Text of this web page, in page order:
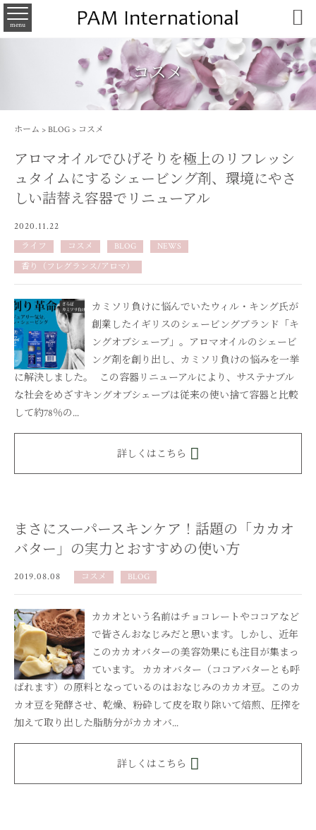
menu 
コスメ
ホーム > BLOG > コスメ
アロマオイルでひげそりを極上のリフレッシ
ュタイムにするシェービング剤、環境にやさ
しい詰替え容器でリニューアル
2020.11.22
ライフ コスメ BLOG
NEWS
香り（フレグランス/アロマ）
カミソリ負けに悩んでいたウィル・キング氏が
創業したイギリスのシェービングブランド「キ
ングオブシェーブ」。アロマオイルのシェービ
ング剤を創り出し、カミソリ負けの悩みを一挙
に解決しました。 この容器リニューアルにより、サステナブル
な社会をめざすキングオブシェーブは従来の使い捨て容器と比較
して約78％の...
詳しくはこちら
まさにスーパースキンケア！話題の「カカオ
バター」の実力とおすすめの使い方
2019.08.08 コスメ BLOG
カカオという名前はチョコレートやココアなど
で皆さんおなじみだと思います。しかし、近年
このカカオバターの美容効果にも注目が集まっ
ています。 カカオバター（ココアバターとも呼
ばれます）の原料となっているのはおなじみのカカオ豆。このカ
カオ豆を発酵させ、乾燥、粉砕して皮を取り除いて焙煎、圧搾を
加えて取り出した脂肪分がカカオバ...
詳しくはこちら